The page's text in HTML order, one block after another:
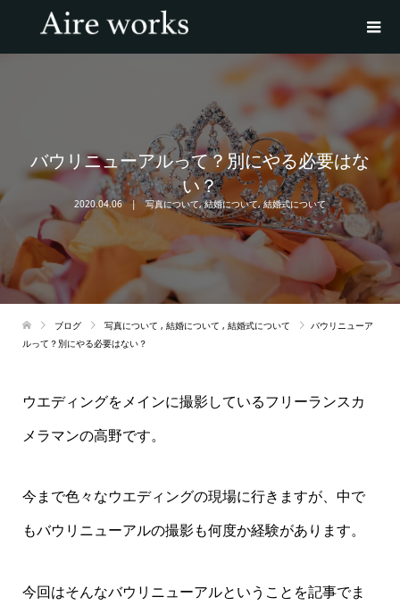
バウリニューアルって？別にやる必要はな
い？
2020.04.06 写真について,結婚について,結婚式について
ブログ 写真について , 結婚について , 結婚式について
バウリニューア
ルって？別にやる必要はない？
ウエディングをメインに撮影しているフリーランスカ
メラマンの高野です。
今まで色々なウエディングの現場に行きますが、中で
もバウリニューアルの撮影も何度か経験があります。
今回はそんなバウリニューアルということを記事でま